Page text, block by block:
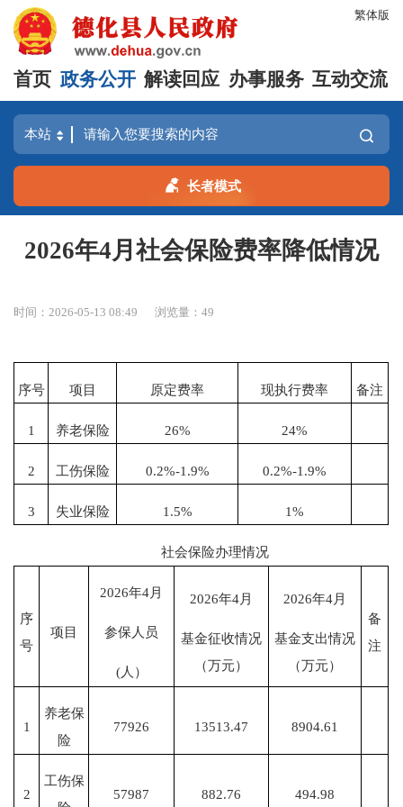
繁体版
首页 政务公开 解读回应 办事服务 互动交流
长者模式
2026年4月社会保险费率降低情况
时间：2026-05-13 08:49 浏览量：49
序号 项目 原定费率 现执行费率 备注
1 养老保险 26% 24%
2 工伤保险 0.2%-1.9% 0.2%-1.9%
3 失业保险 1.5% 1%
社会保险办理情况
序
号
项目
2026年4月
参保人员
(人）
2026年4月
基金征收情况
（万元）
2026年4月
基金支出情况
（万元）
备
注
1
养老保
险
77926 13513.47 8904.61
2
工伤保
57987 882.76 494.98